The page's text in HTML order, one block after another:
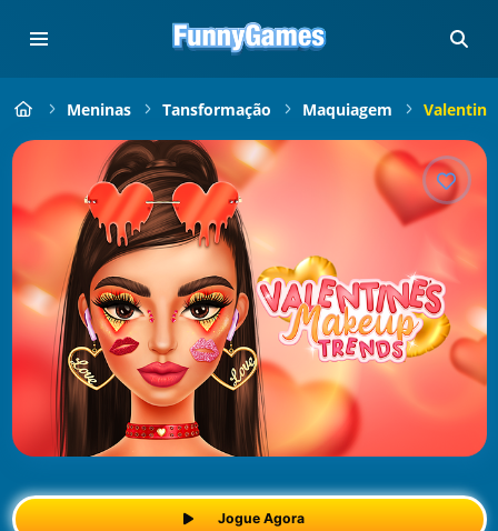
Meninas Tansformação Maquiagem
Jogue Agora